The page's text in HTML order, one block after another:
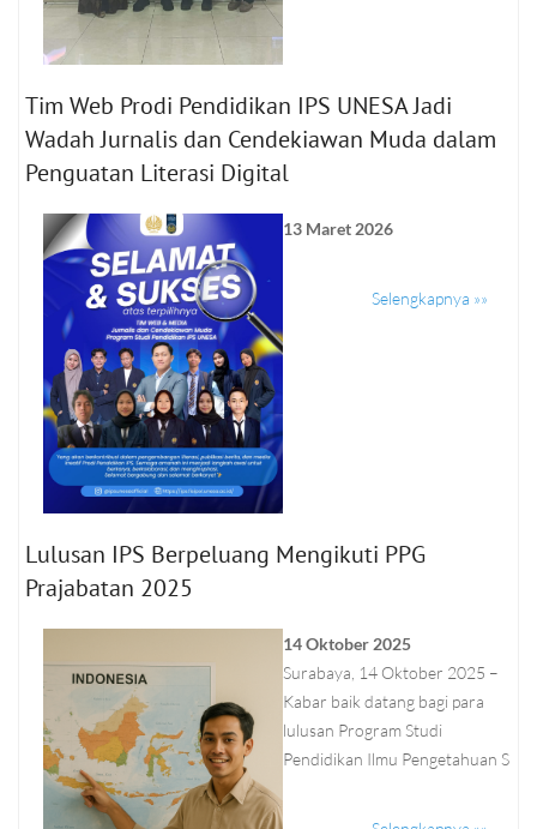
Tim Web Prodi Pendidikan IPS UNESA Jadi
Wadah Jurnalis dan Cendekiawan Muda dalam
Penguatan Literasi Digital
13 Maret 2026
Selengkapnya »»
Lulusan IPS Berpeluang Mengikuti PPG
Prajabatan 2025
14 Oktober 2025
Surabaya, 14 Oktober 2025 –
Kabar baik datang bagi para
lulusan Program Studi
Pendidikan Ilmu Pengetahuan S